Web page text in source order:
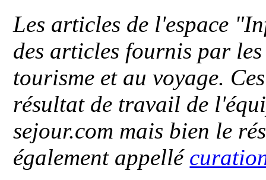
Les articles de l'espace
des articles fournis par
tourisme et au voyage.
résultat de travail de
sejour.com mais bien le
également appellé